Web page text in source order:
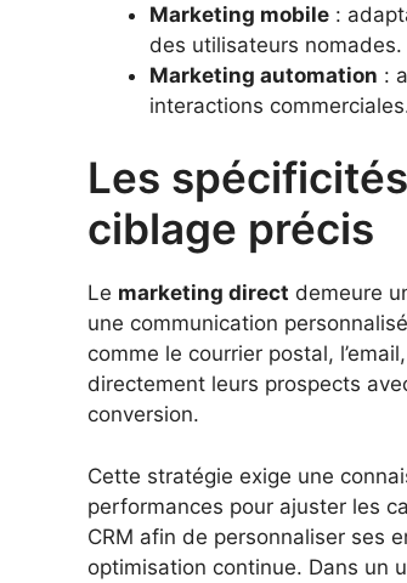
Marketing mobile :
des utilisateurs nomades.
Marketing automation :
interactions
Les
ciblage précis
Le marketing direct demeure
une communication
comme le courrier postal,
directement leurs prospects
conversion.
Cette stratégie exige une
performances pour ajuster les
CRM afin de personnaliser ses
optimisation continue. Dans un